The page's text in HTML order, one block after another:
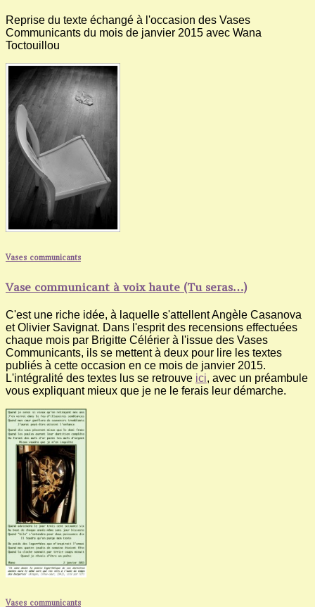
Reprise du texte échangé à l'occasion des Vases
Communicants du mois de janvier 2015 avec Wana
Toctouillou
Vases communicants
Vase communicant à voix haute (Tu seras…)
C'est une riche idée, à laquelle s'attellent Angèle Casanova
et Olivier Savignat. Dans l'esprit des recensions effectuées
chaque mois par Brigitte Célérier à l'issue des Vases
Communicants, ils se mettent à deux pour lire les textes
publiés à cette occasion en ce mois de janvier 2015.
L'intégralité des textes lus se retrouve ici, avec un préambule
vous expliquant mieux que je ne le ferais leur démarche.
Vases communicants